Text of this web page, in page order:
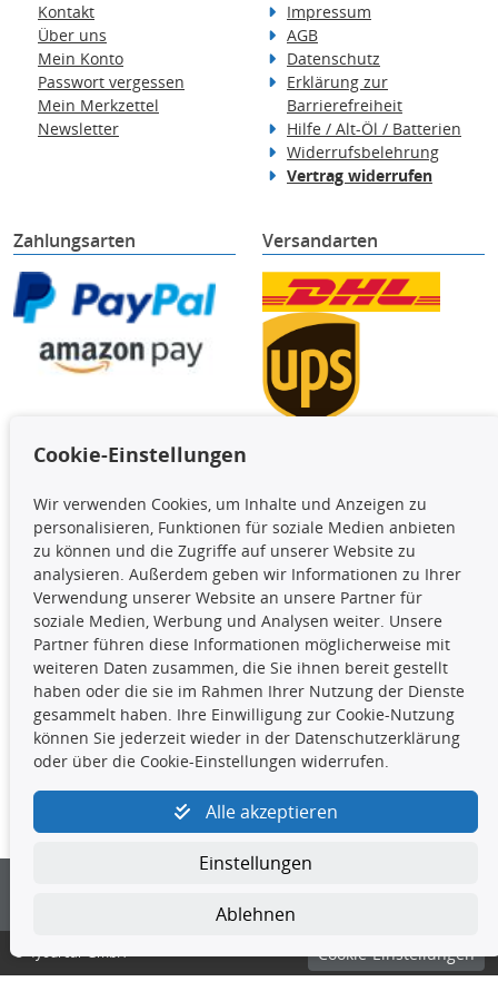
Kontakt
Über uns
Mein Konto
Passwort vergessen
Mein Merkzettel
Newsletter
Impressum
AGB
Datenschutz
Erklärung zur
Barrierefreiheit
Hilfe / Alt-Öl / Batterien
Widerrufsbelehrung
Vertrag widerrufen
Zahlungsarten Versandarten
Die hier angezeigten Daten,
insbesondere die gesamte Datenbank,
dürfen nicht kopiert werden. Es ist zu
unterlassen, die Daten oder die gesamte Datenbank ohne
vorherige Zustimmung TecDocs zu vervielfältigen, zu
verbreiten und/oder diese Handlungen durch Dritte ausführen
zu lassen. Ein Zuwiderhandeln stellt eine
Urheberrechtsverletzung dar und wird verfolgt.
Kontakt
4yourcar GmbH | Avidesweg 1 | 27386 Hemsbünde |
kundenservice@4yourcar.de
© 4yourcar GmbH Cookie-Einstellungen
Cookie-Einstellungen
Wir verwenden Cookies, um Inhalte und Anzeigen zu
personalisieren, Funktionen für soziale Medien anbieten
zu können und die Zugriffe auf unserer Website zu
analysieren. Außerdem geben wir Informationen zu Ihrer
Verwendung unserer Website an unsere Partner für
soziale Medien, Werbung und Analysen weiter. Unsere
Partner führen diese Informationen möglicherweise mit
weiteren Daten zusammen, die Sie ihnen bereit gestellt
haben oder die sie im Rahmen Ihrer Nutzung der Dienste
gesammelt haben. Ihre Einwilligung zur Cookie-Nutzung
können Sie jederzeit wieder in der Datenschutzerklärung
oder über die Cookie-Einstellungen widerrufen.
Alle akzeptieren
Einstellungen
Ablehnen